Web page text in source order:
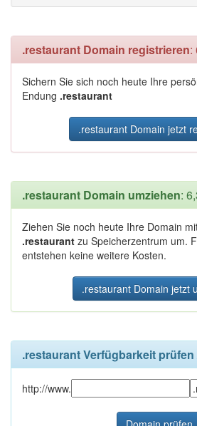
.restaurant Domain registrieren:
Sichern Sie sich noch heute Ihre
Endung .restaurant
.restaurant Domain jetzt
.restaurant Domain umziehen:
Ziehen Sie noch heute Ihre Domain
.restaurant zu Speicherzentrum um.
entstehen keine weitere Kosten.
.restaurant Domain jetzt
.restaurant Verfügbarkeit
http://www.